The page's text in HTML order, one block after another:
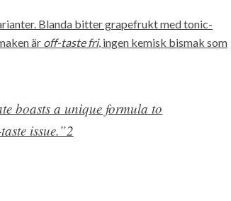
Blanda bitter grapefrukt med tonic-
är off-taste fri, ingen kemisk bismak som
boasts a unique formula to
issue.”2